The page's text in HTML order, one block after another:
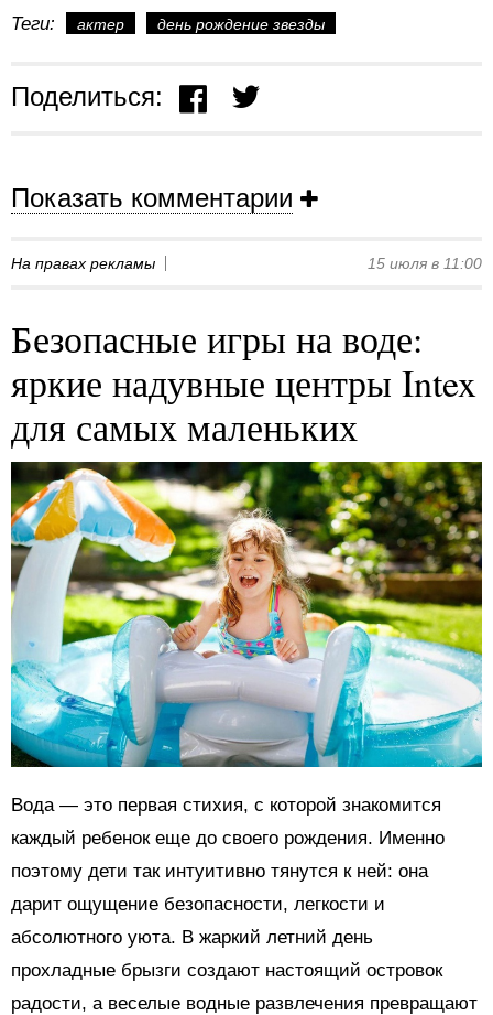
Теги: актер день рождение звезды
Поделиться:
Показать комментарии
На правах рекламы 15 июля в 11:00
Безопасные игры на воде:
яркие надувные центры Intex
для самых маленьких
Вода — это первая стихия, с которой знакомится
каждый ребенок еще до своего рождения. Именно
поэтому дети так интуитивно тянутся к ней: она
дарит ощущение безопасности, легкости и
абсолютного уюта. В жаркий летний день
прохладные брызги создают настоящий островок
радости, а веселые водные развлечения превращают